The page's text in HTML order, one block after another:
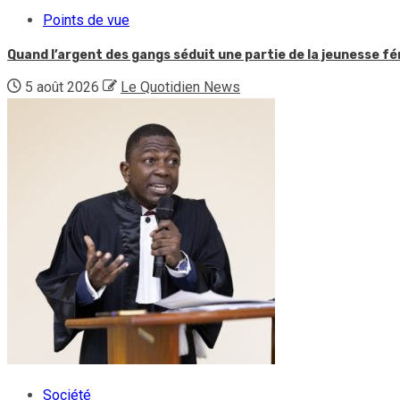
Points de vue
Quand l’argent des gangs séduit une partie de la jeunesse
5 août 2026 Le Quotidien News
Société